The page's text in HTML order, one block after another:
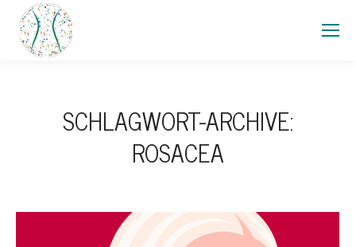
SCHLAGWORT-ARCHIVE:
ROSACEA